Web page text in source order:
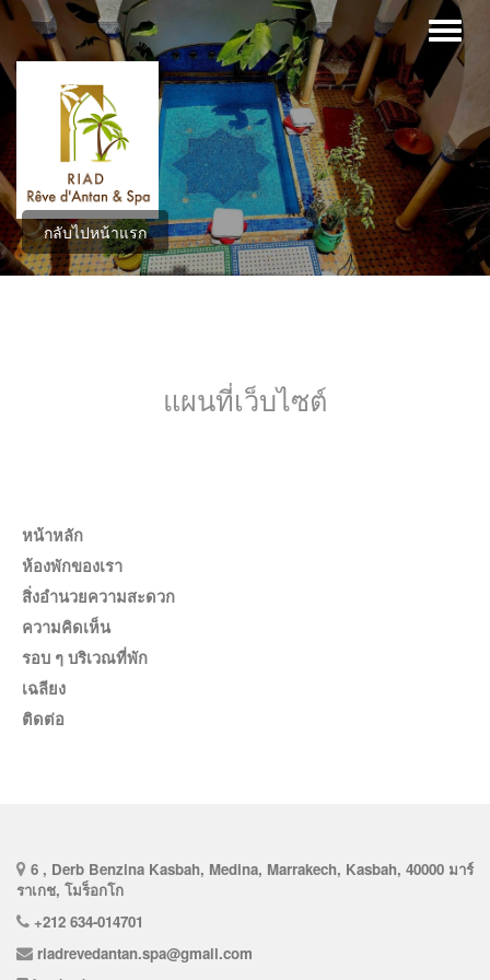
กลับไปหน้าแรก
แผนที่เว็บไซต์
หน้าหลัก
ห้องพักของเรา
สิ่งอำนวยความสะดวก
ความคิดเห็น
รอบ ๆ บริเวณที่พัก
เฉลียง
ติดต่อ
6 , Derb Benzina Kasbah, Medina, Marrakech, Kasbah, 40000 มาร์
ราเกช, โมร็อกโก
+212 634-014701
riadrevedantan.spa@gmail.com